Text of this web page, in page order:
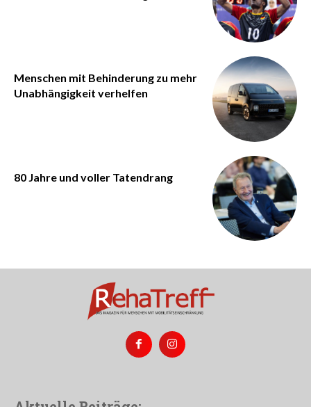
Menschen mit Behinderung zu mehr
Unabhängigkeit verhelfen
80 Jahre und voller Tatendrang